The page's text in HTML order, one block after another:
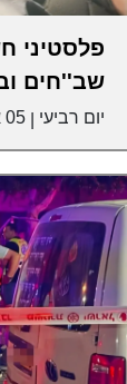
פלסטיני
שב''חים
יום רביעי 05 אוגוסט 2026